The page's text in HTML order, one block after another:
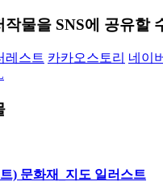
작물을 SNS에 공유할
레스트 카카오스토리 네이
) 문화재_지도 일러스트